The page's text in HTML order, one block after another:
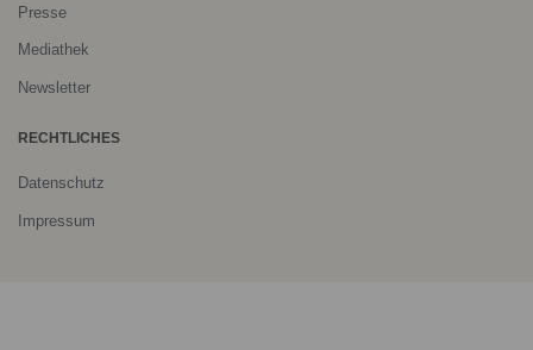
Presse
Mediathek
Newsletter
RECHTLICHES
Datenschutz
Impressum